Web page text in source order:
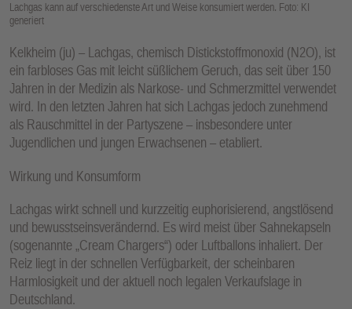
Lachgas kann auf verschiedenste Art und Weise konsumiert werden. Foto: KI
generiert
Kelkheim (ju) – Lachgas, chemisch Distickstoffmonoxid (N2O), ist
ein farbloses Gas mit leicht süßlichem Geruch, das seit über 150
Jahren in der Medizin als Narkose- und Schmerzmittel verwendet
wird. In den letzten Jahren hat sich Lachgas jedoch zunehmend
als Rauschmittel in der Partyszene – insbesondere unter
Jugendlichen und jungen Erwachsenen – etabliert.
Wirkung und Konsumform
Lachgas wirkt schnell und kurzzeitig euphorisierend, angstlösend
und bewusstseinsverändernd. Es wird meist über Sahnekapseln
(sogenannte „Cream Chargers“) oder Luftballons inhaliert. Der
Reiz liegt in der schnellen Verfügbarkeit, der scheinbaren
Harmlosigkeit und der aktuell noch legalen Verkaufslage in
Deutschland.